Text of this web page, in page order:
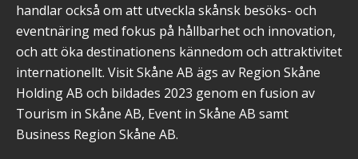
handlar också om att utveckla skånsk besöks- och
eventnäring med fokus på hållbarhet och innovation,
och att öka destinationens kännedom och attraktivitet
internationellt. Visit Skåne AB ägs av Region Skåne
Holding AB och bildades 2023 genom en fusion av
Tourism in Skåne AB, Event in Skåne AB samt
Business Region Skåne AB.